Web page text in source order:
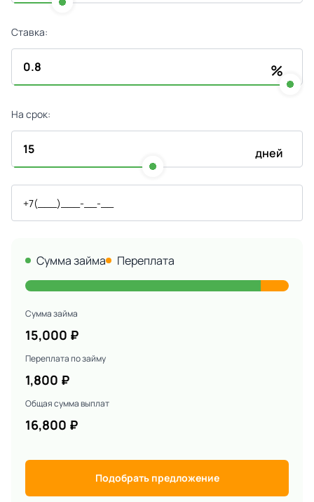
Ставка:
%
На срок:
дней
Сумма займа Переплата
Сумма займа
15,000 ₽
Переплата по займу
1,800 ₽
Общая сумма выплат
16,800 ₽
Подобрать предложение